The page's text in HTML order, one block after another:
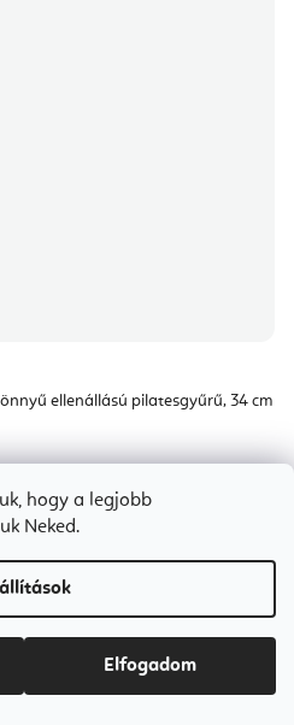
hogy a legjobb
Neked.
Elfogadom
ellenállású pilatesgyűrű, 34 cm
600-tól